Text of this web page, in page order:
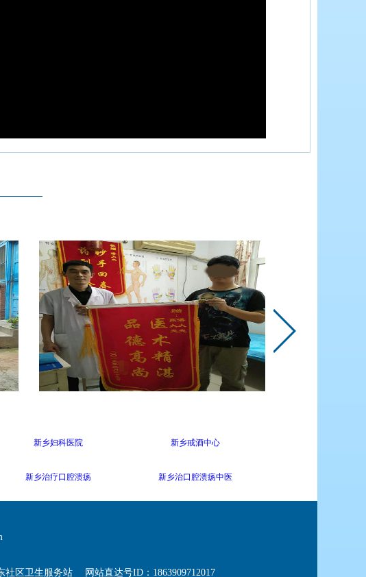
新乡妇科医院 新乡戒酒中心
新乡治疗口腔溃疡 新乡治口腔溃疡中医
社区卫生服务站 网站直达号ID：1863909712017